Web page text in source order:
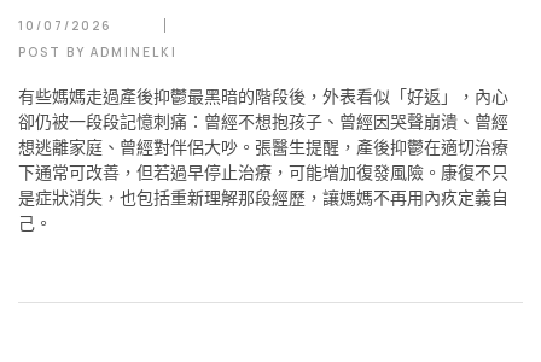
10/07/2026
POST BY ADMINELKI
有些媽媽走過產後抑鬱最黑暗的階段後，外表看似「好返」，內心
卻仍被一段段記憶刺痛：曾經不想抱孩子、曾經因哭聲崩潰、曾經
想逃離家庭、曾經對伴侶大吵。張醫生提醒，產後抑鬱在適切治療
下通常可改善，但若過早停止治療，可能增加復發風險。康復不只
是症狀消失，也包括重新理解那段經歷，讓媽媽不再用內疚定義自
己。